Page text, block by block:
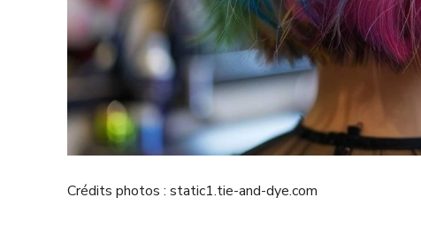
Crédits photos : static1.tie-and-dye.com